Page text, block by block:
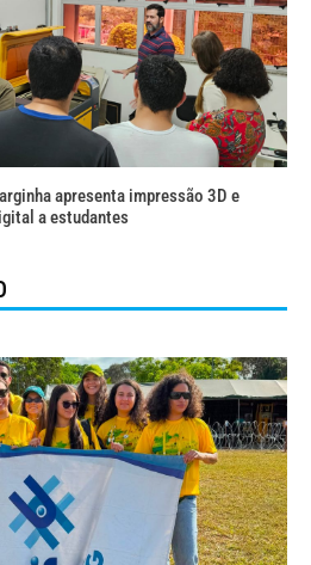
apresenta impressão 3D e
a estudantes